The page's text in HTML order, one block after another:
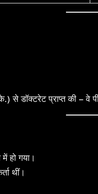
से डॉक्टरेट प्राप्त की –
हो गया।
थीं।